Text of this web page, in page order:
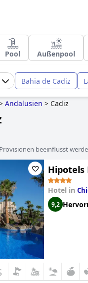
Pool Außenpool
Bahia de Cadiz
Andalusien > Cadiz
beeinflusst
Hipotels
Hotel in
9,2